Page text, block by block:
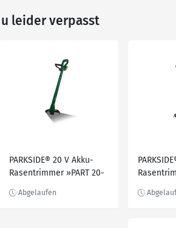
leider verpasst
PARKSIDE® 20 V Akku-
Rasentrimmer »PART 20-
Ladegerät
Ladegerät